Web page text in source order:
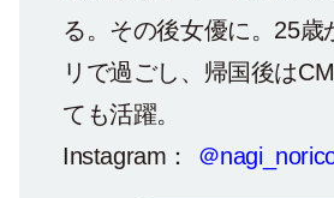
る。その後女優に。25歳
リで過ごし、帰国後は
ても活躍。
Instagram：
＠